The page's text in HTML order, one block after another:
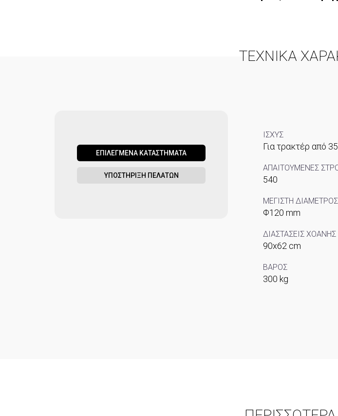
ΤΕΧΝΙΚΑ
ΕΠΙΛΕΓΜΕΝΑ ΚΑΤΑΣΤΗΜΑΤΑ
ΥΠΟΣΤΗΡΙΞΗ ΠΕΛΑΤΩΝ
ΙΣΧΥΣ
Για τρακτέρ από
ΑΠΑΙΤΟΥΜΕΝΕΣ
540
ΜΕΓΙΣΤΗ
Φ120 mm
ΔΙΑΣΤΑΣΕΙΣ ΧΟΑΝΗΣ
90x62 cm
ΒΑΡΟΣ
300 kg